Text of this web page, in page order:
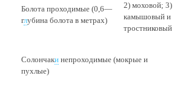
2) моховой; 3)
камышовый и
тростниковый
Болота проходимые (0,6—
глубина болота в метрах)
Солончакинепроходимые (мокрые и
пухлые)